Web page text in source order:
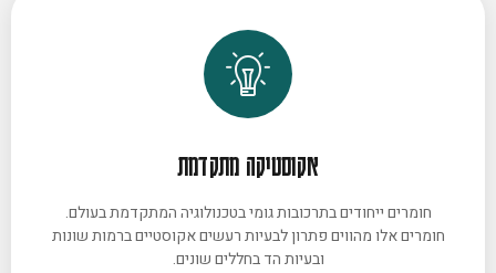
אקוסטיקה מתקדמת
חומרים ייחודים בתרכובות גומי בטכנולוגיה המתקדמת בעולם.
חומרים אלו מהווים פתרון לבעיות רעשים אקוסטיים ברמות שונות
ובעיות הד בחללים שונים.